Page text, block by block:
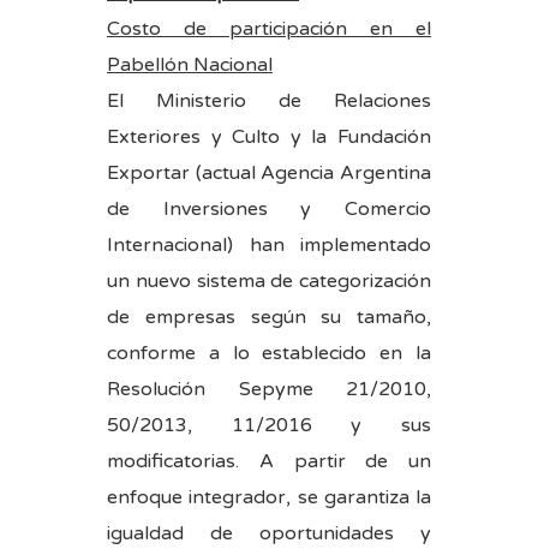
Costo de participación en el
Pabellón Nacional
El Ministerio de Relaciones
Exteriores y Culto y la Fundación
Exportar (actual Agencia Argentina
de Inversiones y Comercio
Internacional) han implementado
un nuevo sistema de categorización
de empresas según su tamaño,
conforme a lo establecido en la
Resolución Sepyme 21/2010,
50/2013, 11/2016 y sus
modificatorias. A partir de un
enfoque integrador, se garantiza la
igualdad de oportunidades y